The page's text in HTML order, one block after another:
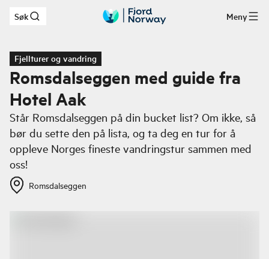
Hopp til hovedinnhold
Søk Meny
Fjellturer og vandring
Romsdalseggen med guide fra
Hotel Aak
Står Romsdalseggen på din bucket list? Om ikke, så
bør du sette den på lista, og ta deg en tur for å
oppleve Norges fineste vandringstur sammen med
oss!
Romsdalseggen